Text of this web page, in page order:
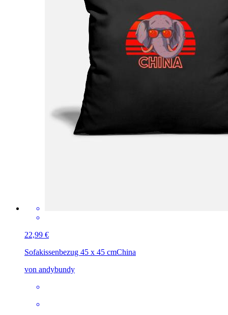
22,99 €
Sofakissenbezug 45 x 45 cmChina
von andybundy